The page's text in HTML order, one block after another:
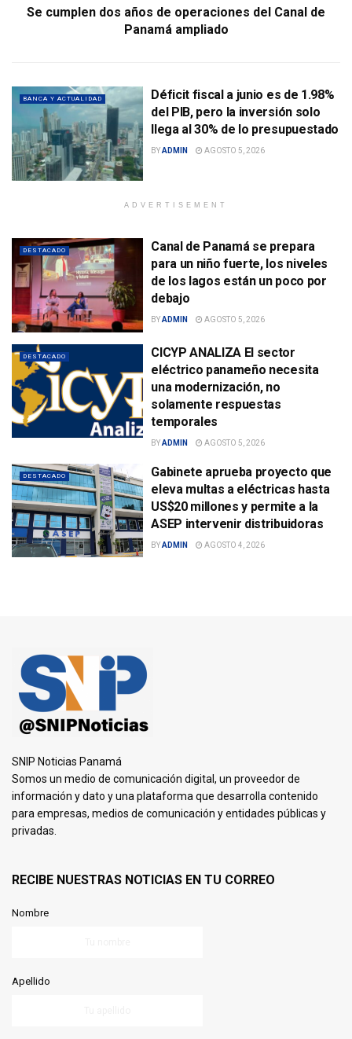
Se cumplen dos años de operaciones del Canal de
Panamá ampliado
BANCA Y ACTUALIDAD
Déficit fiscal a junio es de 1.98%
del PIB, pero la inversión solo
llega al 30% de lo presupuestado
BYADMIN AGOSTO 5, 2026
ADVERTISEMENT
DESTACADO
Canal de Panamá se prepara
para un niño fuerte, los niveles
de los lagos están un poco por
debajo
BYADMIN AGOSTO 5, 2026
DESTACADO
CICYP ANALIZA El sector
eléctrico panameño necesita
una modernización, no
solamente respuestas
temporales
BYADMIN AGOSTO 5, 2026
DESTACADO
Gabinete aprueba proyecto que
eleva multas a eléctricas hasta
US$20 millones y permite a la
ASEP intervenir distribuidoras
BYADMIN AGOSTO 4, 2026
SNIP Noticias Panamá
Somos un medio de comunicación digital, un proveedor de
información y dato y una plataforma que desarrolla contenido
para empresas, medios de comunicación y entidades públicas y
privadas.
RECIBE NUESTRAS NOTICIAS EN TU CORREO
Nombre
Apellido